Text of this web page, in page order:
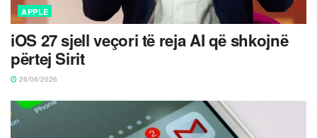
APPLE
iOS 27 sjell veçori të reja AI që shkojnë
përtej Sirit
26/06/2026